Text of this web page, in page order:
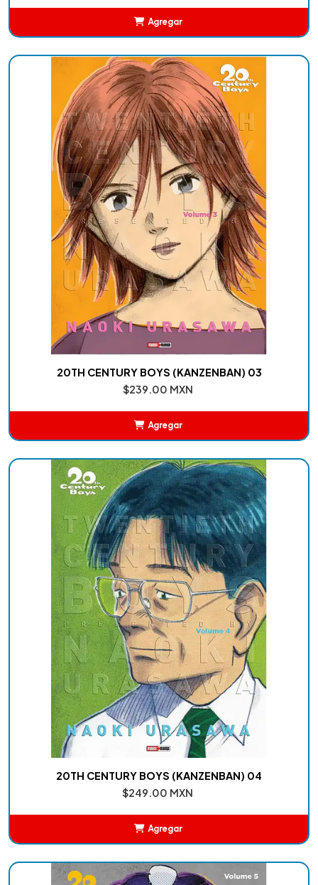
Agregar
20TH CENTURY BOYS (KANZENBAN) 03
$239.00 MXN
Agregar
20TH CENTURY BOYS (KANZENBAN) 04
$249.00 MXN
Agregar